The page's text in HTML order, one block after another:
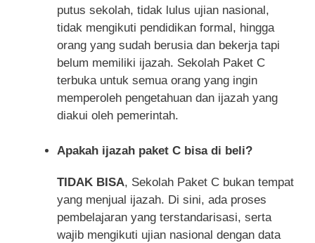
putus sekolah, tidak lulus ujian nasional,
tidak mengikuti pendidikan formal, hingga
orang yang sudah berusia dan bekerja tapi
belum memiliki ijazah. Sekolah Paket C
terbuka untuk semua orang yang ingin
memperoleh pengetahuan dan ijazah yang
diakui oleh pemerintah.
Apakah ijazah paket C bisa di beli?
TIDAK BISA, Sekolah Paket C bukan tempat
yang menjual ijazah. Di sini, ada proses
pembelajaran yang terstandarisasi, serta
wajib mengikuti ujian nasional dengan data